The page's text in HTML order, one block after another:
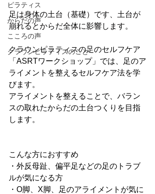
ピラティス
からだの声
こころの声
クラウンピラティスのこと
足は身体の土台（基礎）です、土台が
崩れるとからだ全体に影響します。
クラウンピラティスの足のセルフケア
「ASRTワークショップ」では、足のア
ライメントを整えるセルフケア法を学
びます。
アライメントを整えることで、バラン
スの取れたからだの土台つくりを目指
します。
こんな方におすすめ
・外反母趾、偏平足などの足のトラブ
ルが気になる方
・О脚、X脚、足のアライメントが気に